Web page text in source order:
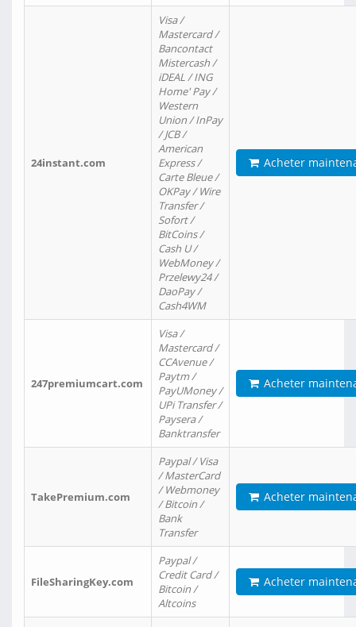
24instant.com
Visa /
Mastercard /
Bancontact
Mistercash /
iDEAL / ING
Home' Pay /
Western
Union / InPay
/ JCB /
American
Express /
Carte Bleue /
OKPay / Wire
Transfer /
Sofort /
BitCoins /
Cash U /
WebMoney /
Przelewy24 /
DaoPay /
Cash4WM
Acheter
247premiumcart.com
Visa /
Mastercard /
CCAvenue /
Paytm /
PayUMoney /
UPi Transfer /
Paysera /
Banktransfer
Acheter
TakePremium.com
Paypal / Visa
/ MasterCard
/ Webmoney
/ Bitcoin /
Bank
Transfer
Acheter
FileSharingKey.com
Paypal /
Credit Card /
Bitcoin /
Altcoins
Acheter